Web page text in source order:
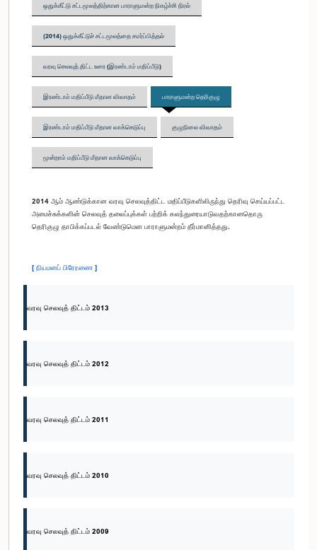
ஒதுக்கீட்டு சட்டமூலத்திற்கான பாராளுமன்ற நிகழ்ச்சி நிரல்
(2014) ஒதுக்கீட்டுச் சட்டமூலத்தை சமர்ப்பித்தல்
வரவு செலவுத் திட்ட உரை (இரண்டாம் மதிப்பீடு)
இரண்டாம் மதிப்பீடு மீதான விவாதம் பாராளுமன்ற தெரிகுழு
இரண்டாம் மதிப்பீடு மீதான வாக்கெடுப்பு குழுநிலை விவாதம்
மூன்றாம் மதிப்பீடு மீதான வாக்கெடுப்பு
2014 ஆம் ஆண்டுக்கான வரவு செலவுத்திட்ட மதிப்பீடுகளிலிருந்து தெரிவு செய்யப்பட்ட
அமைச்சுக்களின் செலவுத் தலைப்புக்கள் பற்றிக் கலந்துரையாடுவதற்கானதொரு
தெரிகுழு தாபிக்கப்படல் வேண்டுமென பாராளுமன்றம் தீர்மானித்தது.
[ நியமனப் பிரேரணை ]
வரவு செலவுத் திட்டம் 2013
வரவு செலவுத் திட்டம் 2012
வரவு செலவுத் திட்டம் 2011
வரவு செலவுத் திட்டம் 2010
வரவு செலவுத் திட்டம் 2009